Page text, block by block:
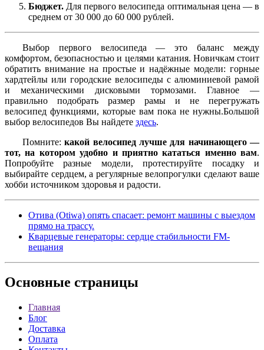
Бюджет. Для первого велосипеда оптимальная цена — в
среднем от 30 000 до 60 000 рублей.
Выбор первого велосипеда — это баланс между
комфортом, безопасностью и целями катания. Новичкам стоит
обратить внимание на простые и надёжные модели: горные
хардтейлы или городские велосипеды с алюминиевой рамой
и механическими дисковыми тормозами. Главное —
правильно подобрать размер рамы и не перегружать
велосипед функциями, которые вам пока не нужны.Большой
выбор велосипедов Вы найдете здесь.
Помните:какой велосипед лучше для начинающего —
тот, на котором удобно и приятно кататься именно вам.
Попробуйте разные модели, протестируйте посадку и
выбирайте сердцем, а регулярные велопрогулки сделают ваше
хобби источником здоровья и радости.
Отива (Otiwa) опять спасает: ремонт машины с выездом
прямо на трассу.
Кварцевые генераторы: сердце стабильности FM-
вещания
Основные страницы
Главная
Блог
Доставка
Оплата